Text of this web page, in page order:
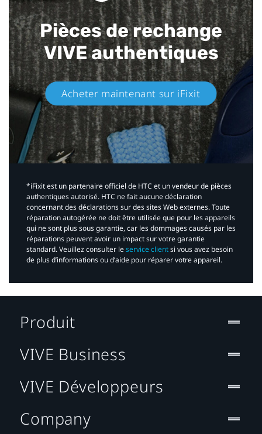
Pièces de rechange
VIVE authentiques​
Acheter maintenant sur iFixit​
*iFixit est un partenaire officiel de HTC et un vendeur de pièces
authentiques autorisé. HTC ne fait aucune déclaration
concernant des déclarations sur des sites Web externes. Toute
réparation autogérée ne doit être utilisée que pour les appareils
qui ne sont plus sous garantie, car les dommages causés par les
réparations peuvent avoir un impact sur votre garantie
standard. Veuillez consulter leservice clientsi vous avez besoin
de plus d’informations ou d’aide pour réparer votre appareil.​
Produit
VIVE Business
VIVE Développeurs
Company